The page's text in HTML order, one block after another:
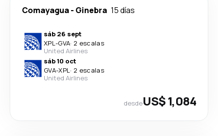
Comayagua- Ginebra 15 días
sáb 26 sept
XPL-GVA· 2 escalas
United Airlines
sáb 10 oct
GVA-XPL· 2 escalas
United Airlines
desdeUS$ 1,084